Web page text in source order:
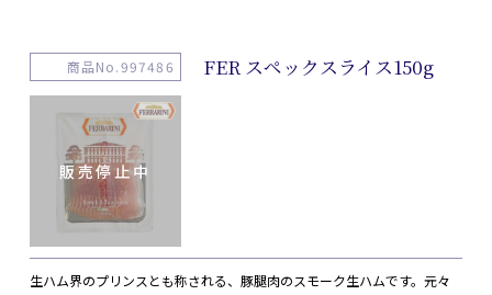
商品No.997486 FER スペックスライス150g
生ハム界のプリンスとも称される、豚腿肉のスモーク生ハムです。元々